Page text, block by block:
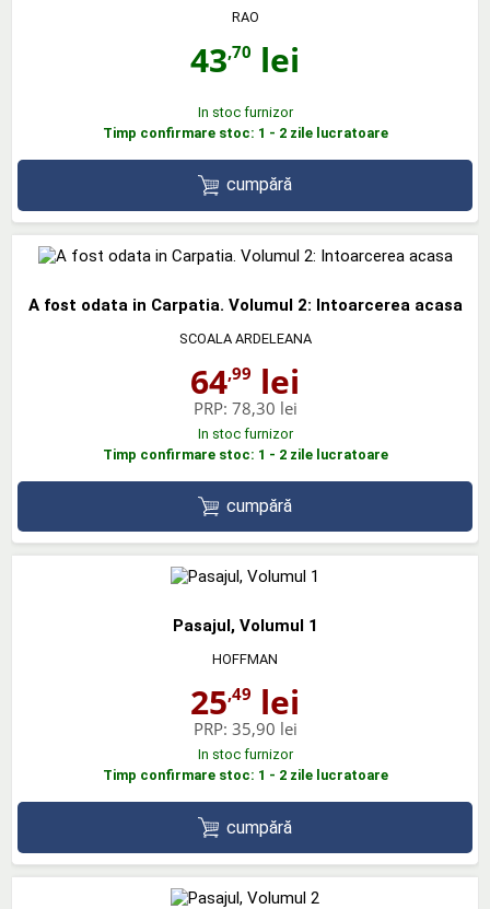
RAO
43,70 lei
In stoc furnizor
Timp confirmare stoc: 1 - 2 zile lucratoare
cumpără
A fost odata in Carpatia. Volumul 2: Intoarcerea acasa
SCOALA ARDELEANA
64,99 lei
PRP: 78,30 lei
In stoc furnizor
Timp confirmare stoc: 1 - 2 zile lucratoare
cumpără
Pasajul, Volumul 1
HOFFMAN
25,49 lei
PRP: 35,90 lei
In stoc furnizor
Timp confirmare stoc: 1 - 2 zile lucratoare
cumpără